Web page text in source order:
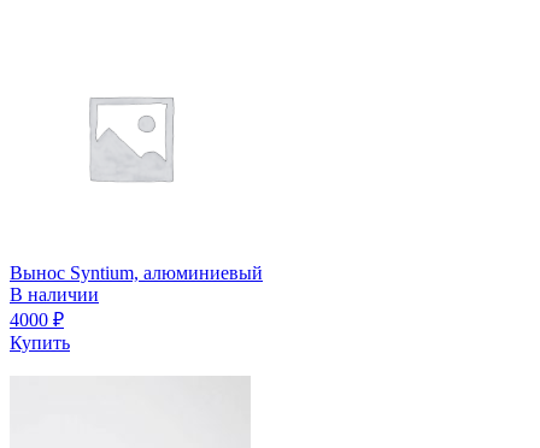
Вынос Syntium, алюминиевый
В наличии
4000 ₽
Купить